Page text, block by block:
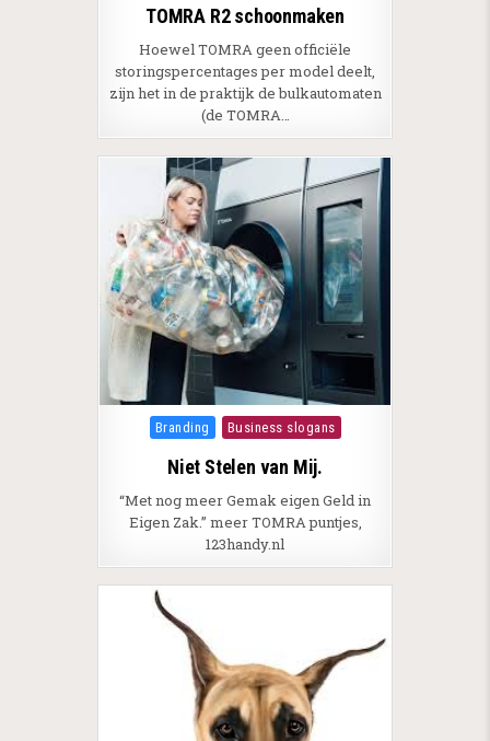
TOMRA R2 schoonmaken
Hoewel TOMRA geen officiële
storingspercentages per model deelt,
zijn het in de praktijk de bulkautomaten
(de TOMRA…
Posted in
Branding Business slogans
Niet Stelen van Mij.
“Met nog meer Gemak eigen Geld in
Eigen Zak.” meer TOMRA puntjes,
123handy.nl